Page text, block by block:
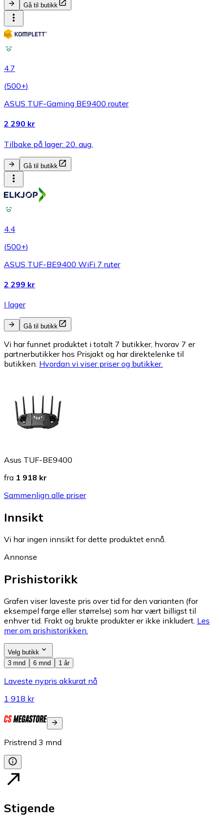
Gå til butikk
4.7
(500+)
ASUS TUF-Gaming BE9400 router
2 290 kr
Tilbake på lager: 20. aug.
Gå til butikk
4.4
(500+)
ASUS TUF-BE9400 WiFi 7 ruter
2 299 kr
I lager
Gå til butikk
Vi har funnet produktet i totalt 7 butikker, hvorav 7 er
partnerbutikker hos Prisjakt og har direktelenke til
butikken. Hvordan vi viser priser og butikker.
Asus TUF-BE9400
fra 1 918 kr
Sammenlign alle priser
Innsikt
Vi har ingen innsikt for dette produktet ennå.
Annonse
Prishistorikk
Grafen viser laveste pris over tid for den varianten (for
eksempel farge eller størrelse) som har vært billigst til
enhver tid. Frakt og brukte produkter er ikke inkludert. Les
mer om prishistorikken.
Velg butikk
3 mnd
6 mnd 1 år
Laveste nypris akkurat nå
1 918 kr
Pristrend 3 mnd
Stigende